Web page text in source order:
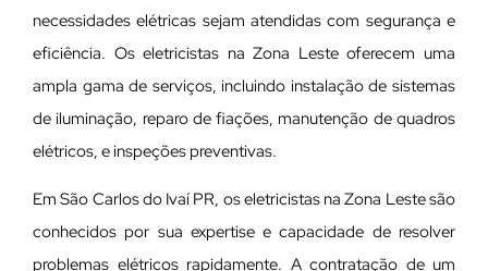
necessidades elétricas sejam atendidas com segurança e
eficiência. Os eletricistas na Zona Leste oferecem uma
ampla gama de serviços, incluindo instalação de sistemas
de iluminação, reparo de fiações, manutenção de quadros
elétricos, e inspeções preventivas.
Em São Carlos do Ivaí PR, os eletricistas na Zona Leste são
conhecidos por sua expertise e capacidade de resolver
problemas elétricos rapidamente. A contratação de um